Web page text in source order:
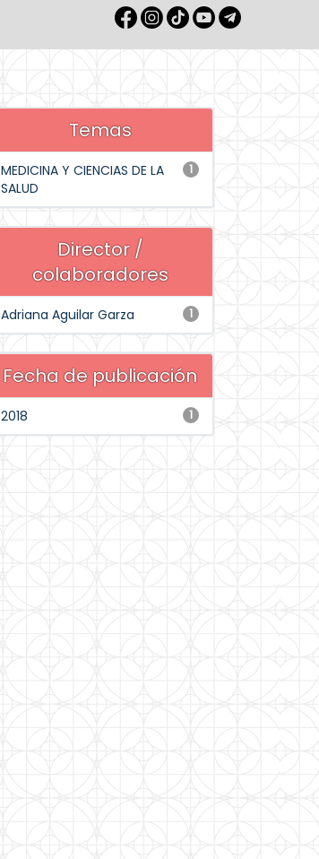
Temas
1
MEDICINA Y CIENCIAS DE LA
SALUD
Director /
colaboradores
1
Adriana Aguilar Garza
Fecha de publicación
1
2018